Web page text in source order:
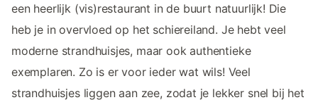
een heerlijk (vis)restaurant in de buurt natuurlijk! Die
heb je in overvloed op het schiereiland. Je hebt veel
moderne strandhuisjes, maar ook authentieke
exemplaren. Zo is er voor ieder wat wils! Veel
strandhuisjes liggen aan zee, zodat je lekker snel bij het